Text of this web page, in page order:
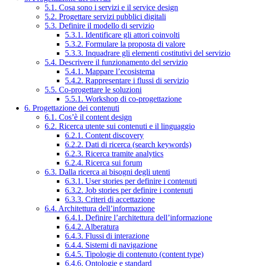
5.1. Cosa sono i servizi e il service design
5.2. Progettare servizi pubblici digitali
5.3. Definire il modello di servizio
5.3.1. Identificare gli attori coinvolti
5.3.2. Formulare la proposta di valore
5.3.3. Inquadrare gli elementi costitutivi del servizio
5.4. Descrivere il funzionamento del servizio
5.4.1. Mappare l’ecosistema
5.4.2. Rappresentare i flussi di servizio
5.5. Co-progettare le soluzioni
5.5.1. Workshop di co-progettazione
6. Progettazione dei contenuti
6.1. Cos’è il content design
6.2. Ricerca utente sui contenuti e il linguaggio
6.2.1. Content discovery
6.2.2. Dati di ricerca (search keywords)
6.2.3. Ricerca tramite analytics
6.2.4. Ricerca sui forum
6.3. Dalla ricerca ai bisogni degli utenti
6.3.1. User stories per definire i contenuti
6.3.2. Job stories per definire i contenuti
6.3.3. Criteri di accettazione
6.4. Architettura dell’informazione
6.4.1. Definire l’architettura dell’informazione
6.4.2. Alberatura
6.4.3. Flussi di interazione
6.4.4. Sistemi di navigazione
6.4.5. Tipologie di contenuto (content type)
6.4.6. Ontologie e standard